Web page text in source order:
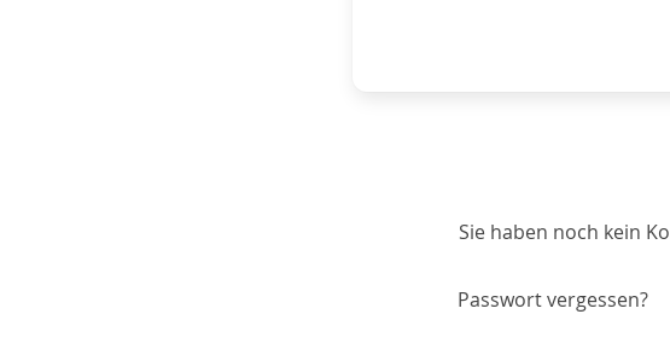
Sie haben noch kein
Passwort vergessen?